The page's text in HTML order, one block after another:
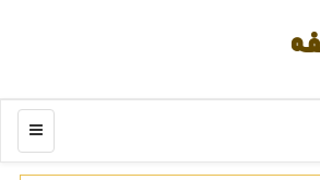
منو